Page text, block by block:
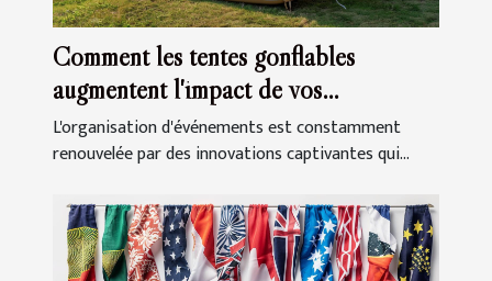
Comment les tentes gonflables
augmentent l'impact de vos
événements
L'organisation d'événements est constamment
renouvelée par des innovations captivantes qui...